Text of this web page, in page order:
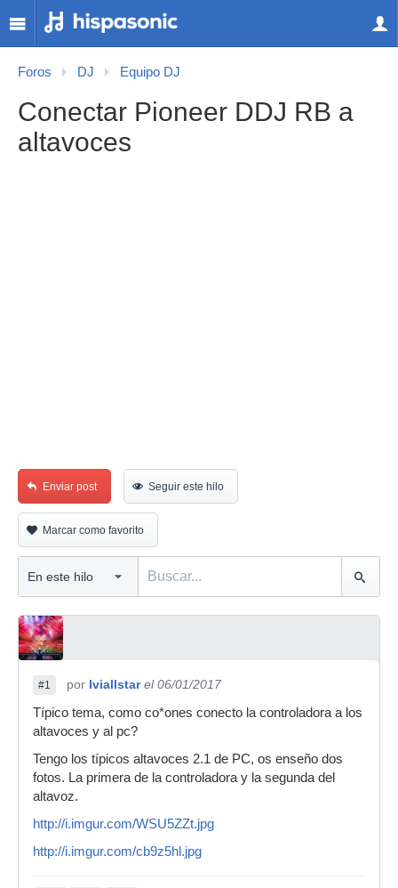
Foros DJ Equipo DJ
Conectar Pioneer DDJ RB a
altavoces
Enviar post Seguir este hilo
Marcar como favorito
#1 por Iviallstar el 06/01/2017
Típico tema, como co*ones conecto la controladora a los
altavoces y al pc?
Tengo los típicos altavoces 2.1 de PC, os enseño dos
fotos. La primera de la controladora y la segunda del
altavoz.
http://i.imgur.com/WSU5ZZt.jpg
http://i.imgur.com/cb9z5hl.jpg